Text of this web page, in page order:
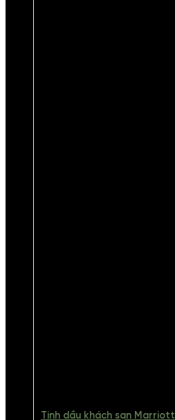
Tinh dầu khách sạn Marriott